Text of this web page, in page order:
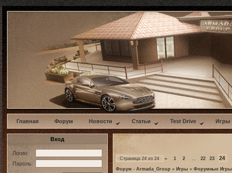
w
Главная Форум Новости Статьи Test Drive Игры
Вход
Логин:
Пароль:
Страница 24 из 24 « 1 2 … 22 23 24
Форум - Armada_Group » Игры » Форумные Игры